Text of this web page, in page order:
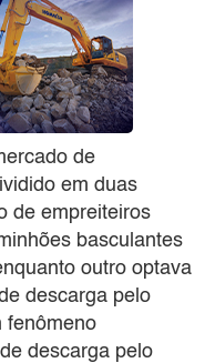
de
em duas
de empreiteiros
basculantes
outro optava
descarga pelo
fenômeno
descarga pelo